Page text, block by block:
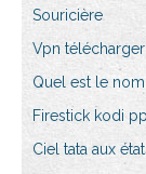
Souricière
Vpn
Quel est le
Firestick kodi
Ciel tata aux